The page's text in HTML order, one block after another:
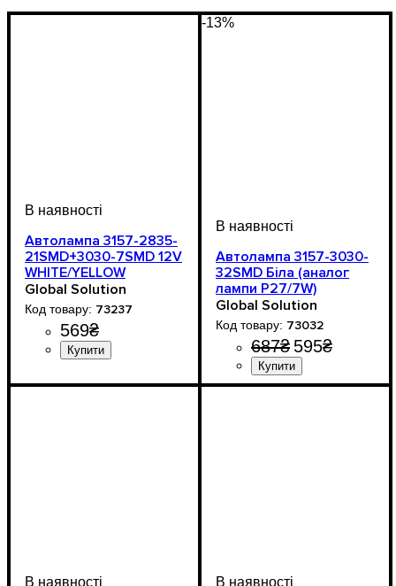
Автолампа 3157-2835-
21SMD+3030-7SMD 12V
WHITE/YELLOW
Global Solution
73237
569₴
Стоп-сигнали
2835SMD
SMD
-13%
Автолампа 3157-3030-
32SMD Біла (аналог
лампи P27/7W)
Global Solution
73032
687₴ 595₴
Тип світлодіодного
Кількість світлодіодів:
Напруга, V: 9-32V
Кількість в упаковці: 1 шт.